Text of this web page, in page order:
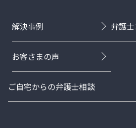
解決事例 弁護
お客さまの声
ご自宅からの弁護士相談